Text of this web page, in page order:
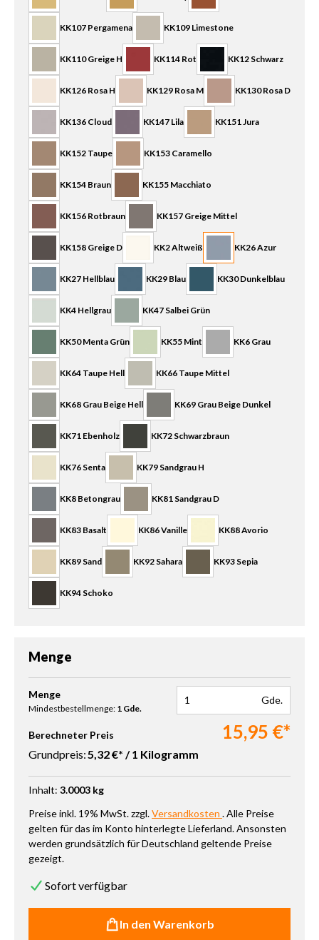
KK107 Pergamena KK109 Limestone
KK110 Greige H KK114 Rot KK12 Schwarz
KK126 Rosa H KK129 Rosa M KK130 Rosa D
KK136 Cloud KK147 Lila KK151 Jura
KK152 Taupe KK153 Caramello
KK154 Braun KK155 Macchiato
KK156 Rotbraun KK157 Greige Mittel
KK158 Greige D KK2 Altweiß KK26 Azur
KK27 Hellblau KK29 Blau KK30 Dunkelblau
KK4 Hellgrau KK47 Salbei Grün
KK50 Menta Grün KK55 Mint KK6 Grau
KK64 Taupe Hell KK66 Taupe Mittel
KK68 Grau Beige Hell KK69 Grau Beige Dunkel
KK71 Ebenholz KK72 Schwarzbraun
KK76 Senta KK79 Sandgrau H
KK8 Betongrau KK81 Sandgrau D
KK83 Basalt KK86 Vanille KK88 Avorio
KK89 Sand KK92 Sahara KK93 Sepia
KK94 Schoko
Menge
Produkt Anzahl: Gib den gewünschten Wert ein oder benutze
Menge
Mindestbestellmenge: 1 Gde.
Gde.
Berechneter Preis 15,95 €*
Grundpreis:5,32 €* / 1 Kilogramm
Inhalt: 3.0003 kg
Preise inkl. 19% MwSt. zzgl.Versandkosten . Alle Preise
gelten für das im Konto hinterlegte Lieferland. Ansonsten
werden grundsätzlich für Deutschland geltende Preise
gezeigt.
Sofort verfügbar
In den Warenkorb